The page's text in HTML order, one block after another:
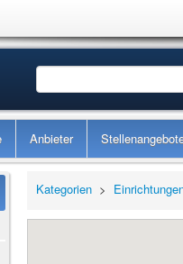
Anbieter
Kategorien >